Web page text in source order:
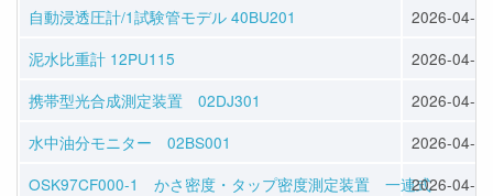
自動浸透圧計/1試験管モデル 40BU201
2026-04-30
泥水比重計 12PU115
2026-04-30
携帯型光合成測定装置 02DJ301
2026-04-30
水中油分モニター 02BS001
2026-04-30
OSK97CF000-1 かさ密度・タップ密度測定装置 一連式2026-04-30